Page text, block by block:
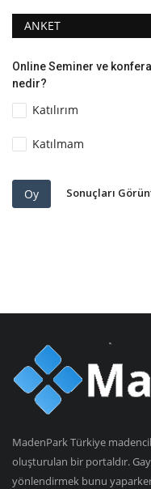
ANKET
Online Seminer ve
nedir?
Katılırım
Katılmam
Oy Sonuçları
MadenPark Türkiye
oluşturulan bir portaldır.
yönlendirmek bunu